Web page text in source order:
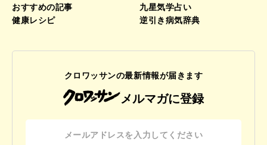
おすすめの記事
九星気学占い
健康レシピ
逆引き病気辞典
クロワッサンの最新情報が届きます
メルマガに登録